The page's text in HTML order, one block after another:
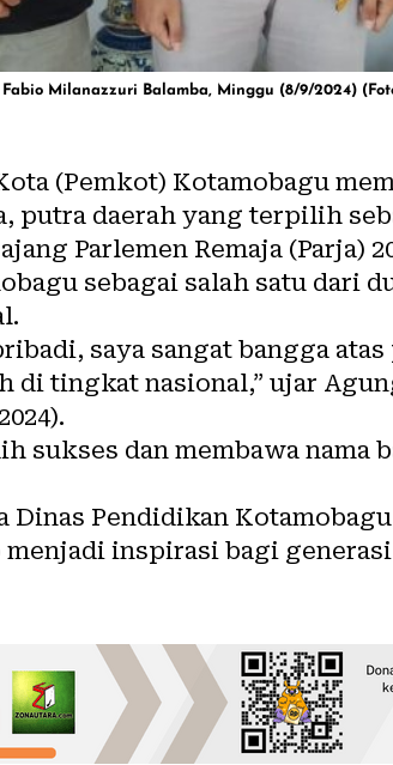
Milanazzuri Balamba, Minggu (8/9/2024)
(Pemkot) Kotamobagu
putra daerah yang terpilih
Parlemen Remaja (Parja)
sebagai salah satu dari
saya sangat bangga
di tingkat nasional,” ujar
sukses dan membawa nama
Dinas Pendidikan
inspirasi bagi